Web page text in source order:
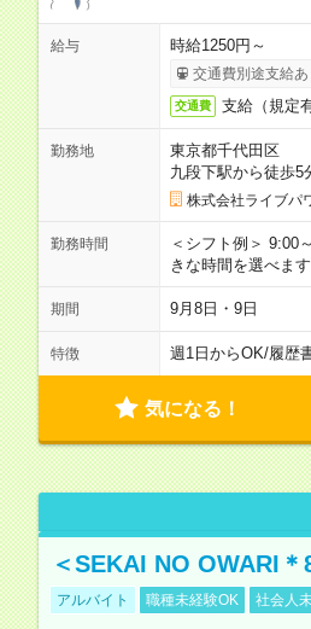
給与 時給1250円～
交通費別途支給あ
交通費 支給（規定
勤務地
東京都千代田区
九段下駅から徒歩5
株式会社ライブパ
勤務時間
＜シフト例＞ 9:00
きな時間を選べま
期間 9月8日・9日
特徴 週1日からOK/履歴
気になる！
＜SEKAI NO OWARI
アルバイト 職種未経験OK 社会人